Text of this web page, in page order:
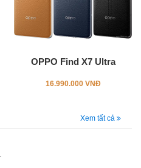
OPPO Find X7 Ultra
16.990.000 VNĐ
Xem tất cả